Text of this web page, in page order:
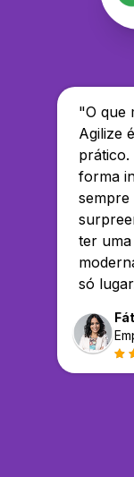
"O que
Agilize
forma
sempre
ter
só